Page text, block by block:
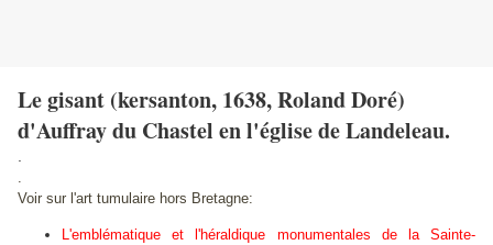
Le gisant (kersanton, 1638, Roland Doré)
d'Auffray du Chastel en l'église de Landeleau.
.
Voir sur l'art tumulaire hors Bretagne:
L'emblématique et l'héraldique monumentales de la Sainte-